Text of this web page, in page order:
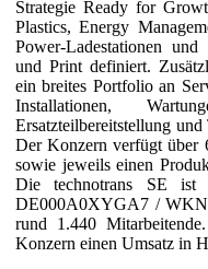
Strategie Ready for
Plastics, Energy
Power-Ladestationen
und Print definiert.
ein breites Portfolio an
Installationen,
Ersatzteilbereitstellung
Der Konzern verfügt über
sowie jeweils einen
Die technotrans SE ist
DE000A0XYGA7 /
rund 1.440
Konzern einen Umsatz in